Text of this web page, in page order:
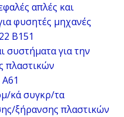
απλές και
φυσητές μηχανές
συστήματα για την
πλαστικών
κά συγκρ/τα
ξήρανσης πλαστικών